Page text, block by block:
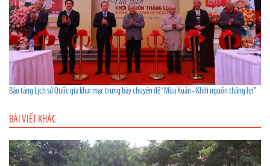
Bảo tàng Lịch sử Quốc gia khai mạc trưng bày chuyên đề “Mùa Xuân - Khởi nguồn thắng lợi”
BÀI VIẾT KHÁC